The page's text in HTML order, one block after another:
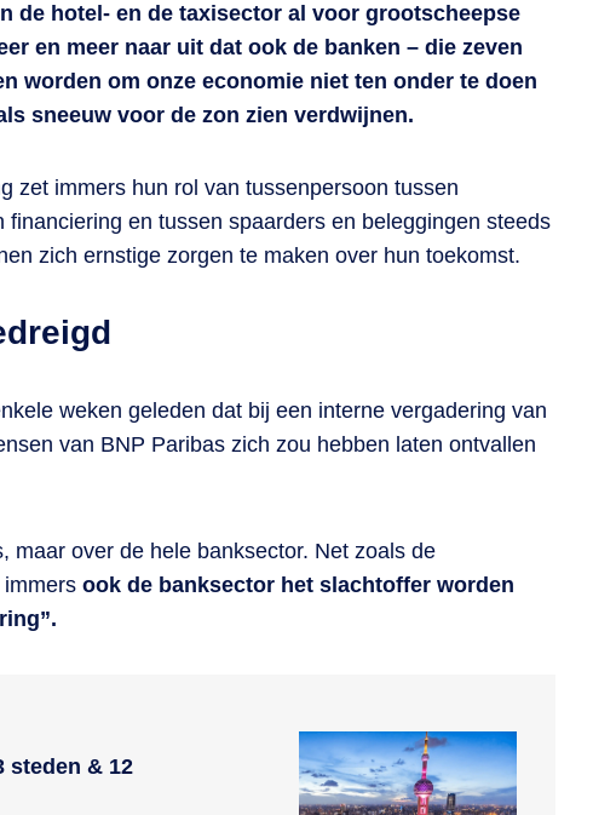
de hotel- en de taxisector al voor grootscheepse
en meer naar uit dat ook de banken – die zeven
worden om onze economie niet ten onder te doen
sneeuw voor de zon zien verdwijnen.
zet immers hun rol van tussenpersoon tussen
en tussen spaarders en beleggingen steeds
zich ernstige zorgen te maken over hun toekomst.
weken geleden dat bij een interne vergadering van
van BNP Paribas zich zou hebben laten ontvallen
maar over de hele banksector. Net zoals de
ook de banksector het slachtoffer worden
steden & 12